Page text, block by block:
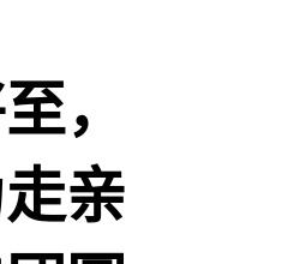
，
亲